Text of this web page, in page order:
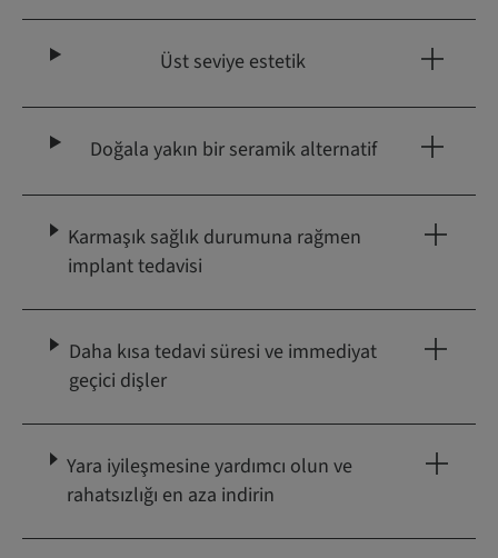
Üst seviye estetik
Doğala yakın bir seramik alternatif
Karmaşık sağlık durumuna rağmen
implant tedavisi
Daha kısa tedavi süresi ve immediyat
geçici dişler
Yara iyileşmesine yardımcı olun ve
rahatsızlığı en aza indirin